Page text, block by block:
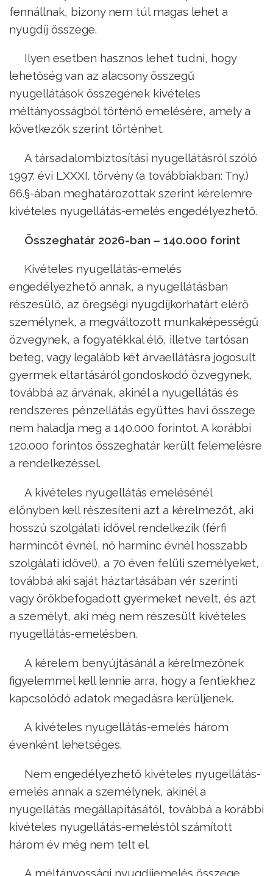
fennállnak, bizony nem túl magas lehet a
nyugdíj összege.
Ilyen esetben hasznos lehet tudni, hogy
lehetőség van az alacsony összegű
nyugellátások összegének kivételes
méltányosságból történő emelésére, amely a
következők szerint történhet.
A társadalombiztosítási nyugellátásról szóló
1997. évi LXXXI. törvény (a továbbiakban: Tny.)
66.§-ában meghatározottak szerint kérelemre
kivételes nyugellátás-emelés engedélyezhető.
Összeghatár 2026-ban – 140.000 forint
Kivételes nyugellátás-emelés
engedélyezhető annak, a nyugellátásban
részesülő, az öregségi nyugdíjkorhatárt elérő
személynek, a megváltozott munkaképességű
özvegynek, a fogyatékkal élő, illetve tartósan
beteg, vagy legalább két árvaellátásra jogosult
gyermek eltartásáról gondoskodó özvegynek,
továbbá az árvának, akinél a nyugellátás és
rendszeres pénzellátás együttes havi összege
nem haladja meg a 140.000 forintot. A korábbi
120.000 forintos összeghatár került felemelésre
a rendelkezéssel.
A kivételes nyugellátás emelésénél
előnyben kell részesíteni azt a kérelmezőt, aki
hosszú szolgálati idővel rendelkezik (férfi
harmincöt évnél, nő harminc évnél hosszabb
szolgálati idővel), a 70 éven felüli személyeket,
továbbá aki saját háztartásában vér szerinti
vagy örökbefogadott gyermeket nevelt, és azt
a személyt, aki még nem részesült kivételes
nyugellátás-emelésben.
A kérelem benyújtásánál a kérelmezőnek
figyelemmel kell lennie arra, hogy a fentiekhez
kapcsolódó adatok megadásra kerüljenek.
A kivételes nyugellátás-emelés három
évenként lehetséges.
Nem engedélyezhető kivételes nyugellátás-
emelés annak a személynek, akinél a
nyugellátás megállapításától, továbbá a korábbi
kivételes nyugellátás-emeléstől számított
három év még nem telt el.
A méltányossági nyugdíjemelés összege